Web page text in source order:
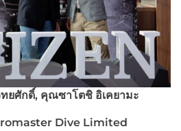
ศักดิ์, คุณซาโตชิ อิเคยามะ
Dive Limited